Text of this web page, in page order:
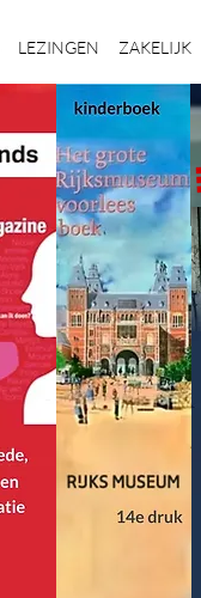
LEZINGEN ZAKELIJK